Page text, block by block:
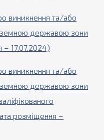
виникнення та/або
державою зони
– 17.07.2024)
виникнення та/або
державою зони
розміщення –